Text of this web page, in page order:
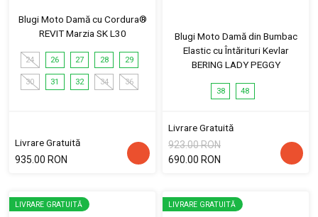
Blugi Moto Damă cu Cordura®
REVIT Marzia SK L30
24 26 27 28 29
30 31 32 34 36
Livrare Gratuită
935.00 RON
Blugi Moto Damă din Bumbac
Elastic cu Întărituri Kevlar
BERING LADY PEGGY
38 48
Livrare Gratuită
923.00 RON
690.00 RON
LIVRARE GRATUITĂ LIVRARE GRATUITĂ